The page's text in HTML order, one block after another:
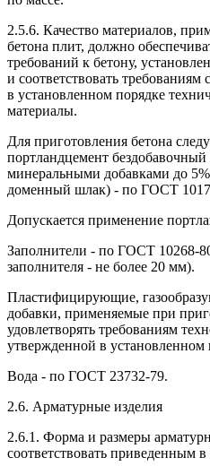
2.5.6. Качество материалов,
бетона плит, должно
требований к бетону,
и соответствовать
в установленном порядке
материалы.
Для приготовления бетона
портландцемент
минеральными добавками до
доменный шлак) - по ГОСТ
Допускается применение
Заполнители - по ГОСТ 10268-
заполнителя - не более 20 мм).
Пластифицирующие,
добавки, применяемые при
удовлетворять требованиям
утвержденной в установленном
Вода - по ГОСТ 23732-79.
2.6. Арматурные изделия
2.6.1. Форма и размеры
соответствовать приведенным